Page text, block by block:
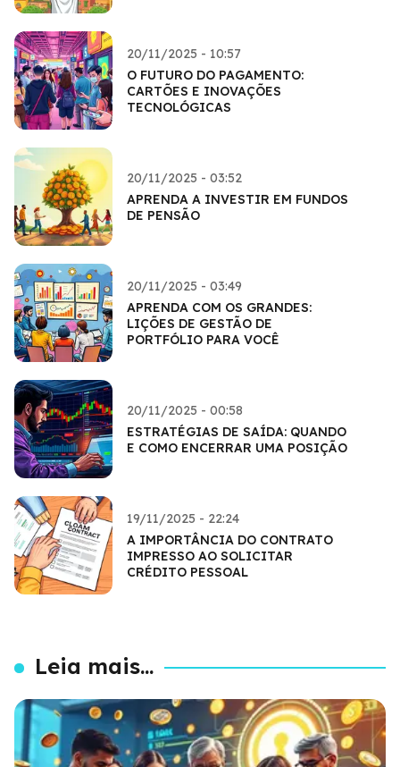
20/11/2025 - 10:57
O FUTURO DO PAGAMENTO:
CARTÕES E INOVAÇÕES
TECNOLÓGICAS
20/11/2025 - 03:52
APRENDA A INVESTIR EM FUNDOS
DE PENSÃO
20/11/2025 - 03:49
APRENDA COM OS GRANDES:
LIÇÕES DE GESTÃO DE
PORTFÓLIO PARA VOCÊ
20/11/2025 - 00:58
ESTRATÉGIAS DE SAÍDA: QUANDO
E COMO ENCERRAR UMA POSIÇÃO
19/11/2025 - 22:24
A IMPORTÂNCIA DO CONTRATO
IMPRESSO AO SOLICITAR
CRÉDITO PESSOAL
Leia mais...